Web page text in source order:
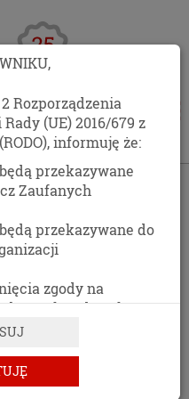
I STRETCH
Rozporządzenia
(UE) 2016/679 z
informuję że:
przekazywane
Zaufanych
przekazywane do
zgody na
w dowolnym
zgodność z prawem
do treści swoich